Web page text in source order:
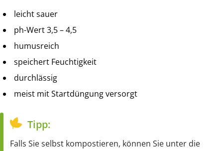
leicht sauer
ph-Wert 3,5 – 4,5
humusreich
speichert Feuchtigkeit
durchlässig
meist mit Startdüngung versorgt
Tipp:
Falls Sie selbst kompostieren, können Sie unter die